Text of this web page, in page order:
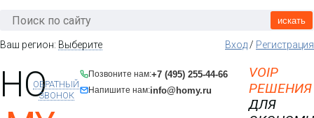
искать
Ваш регион: Выберите Вход/ Регистрация
HO
Позвоните нам:+7 (495) 255-44-66
Напишите нам:info@homy.ru
ОБРАТНЫЙ
ЗВОНОК
VOIP
РЕШЕНИЯ
ДЛЯ